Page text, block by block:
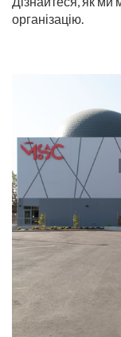
організацію.